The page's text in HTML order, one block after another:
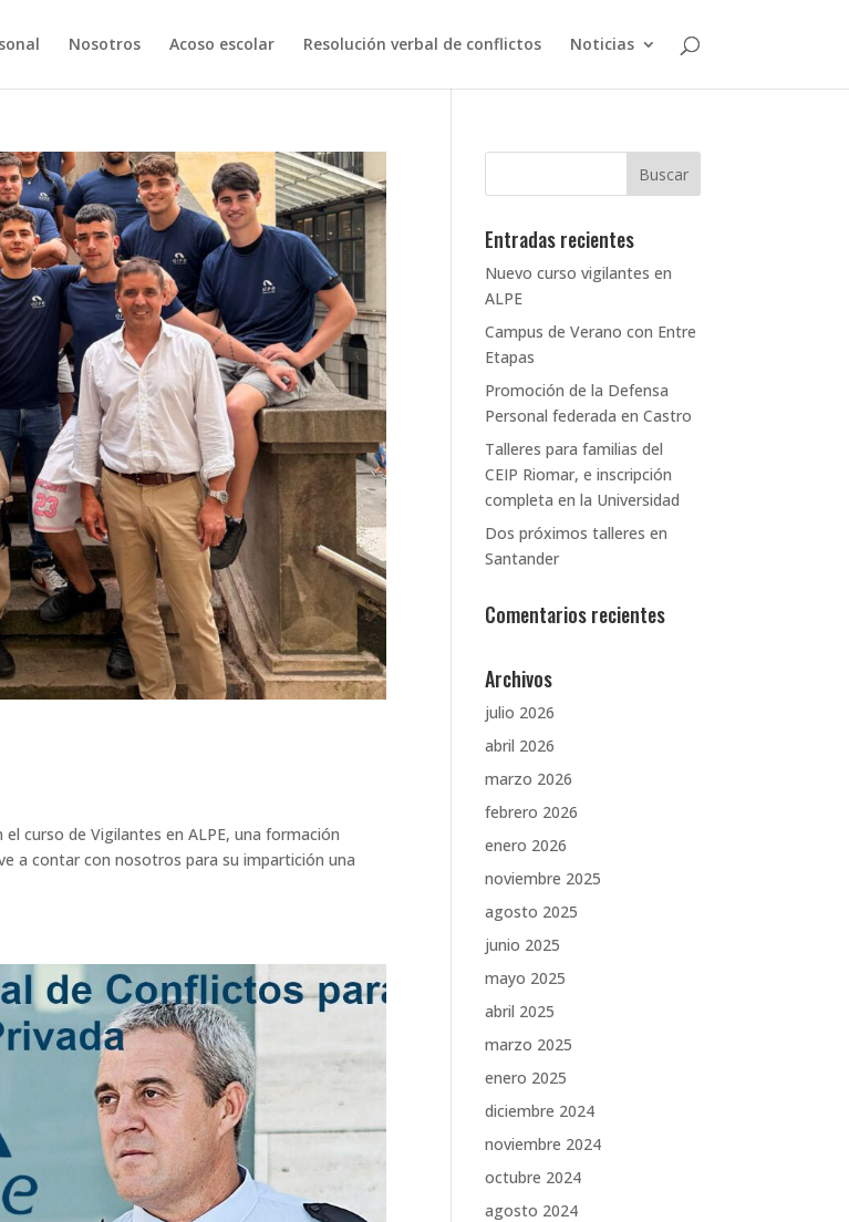
Nosotros Acoso escolar Resolución verbal de conflictos Noticias
curso de Vigilantes en ALPE, una formación
a contar con nosotros para su impartición una
Entradas recientes
Nuevo curso vigilantes en
ALPE
Campus de Verano con Entre
Etapas
Promoción de la Defensa
Personal federada en Castro
Talleres para familias del
CEIP Riomar, e inscripción
completa en la Universidad
Dos próximos talleres en
Santander
Comentarios recientes
Archivos
julio 2026
abril 2026
marzo 2026
febrero 2026
enero 2026
noviembre 2025
agosto 2025
junio 2025
mayo 2025
abril 2025
marzo 2025
enero 2025
diciembre 2024
noviembre 2024
octubre 2024
agosto 2024